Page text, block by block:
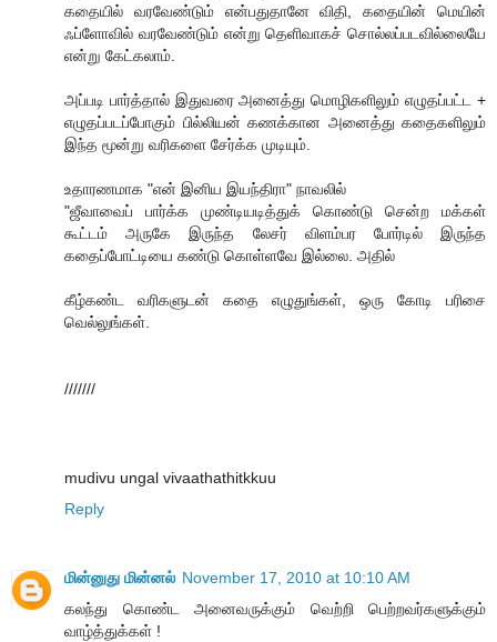
க‌தையில் வ‌ர‌வேண்டும் என்ப‌துதானே விதி, க‌தையின் மெயின்
ஃப்ளோவில் வ‌ர‌வேண்டும் என்று தெளிவாகச் சொல்லப்படவில்லையே
என்று கேட்க‌லாம்.
அப்ப‌டி பார்த்தால் இதுவ‌ரை அனைத்து மொழிக‌ளிலும் எழுத‌ப்ப‌ட்ட‌ +
எழுத‌ப்ப‌ட‌ப்போகும் பில்லிய‌ன் க‌ண‌க்கான‌ அனைத்து க‌தைக‌ளிலும்
இந்த‌ மூன்று வ‌ரிக‌ளை சேர்க்க‌ முடியும்.
உதார‌ண‌மாக‌ "என் இனிய‌ இய‌ந்திரா" நாவ‌லில்
"ஜீவாவைப் பார்க்க‌ முண்டிய‌டித்துக் கொண்டு சென்ற‌ ம‌க்க‌ள்
கூட்ட‌ம் அருகே இருந்த‌ லேச‌ர் விள‌ம்ப‌ர‌ போர்டில் இருந்த‌
க‌தைப்போட்டியை க‌ண்டு கொள்ள‌வே இல்லை. அதில்
கீழ்க‌ண்ட‌ வ‌ரிக‌ளுட‌ன் க‌தை எழுதுங்க‌ள், ஒரு கோடி ப‌ரிசை
வெல்லுங்க‌ள்.
///////
mudivu ungal vivaathathitkkuu
Reply
மின்னுது மின்னல் November 17, 2010 at 10:10 AM
கலந்து கொண்ட அனைவருக்கும் வெற்றி பெற்றவர்களுக்கும்
வாழ்த்துக்கள் !